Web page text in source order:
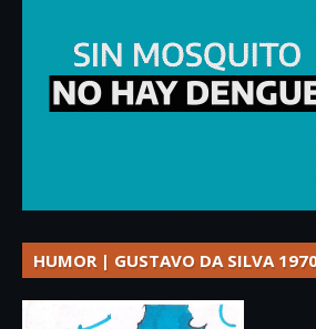
HUMOR | GUSTAVO DA SILVA